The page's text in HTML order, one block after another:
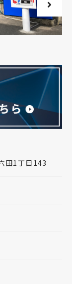
田1丁目143